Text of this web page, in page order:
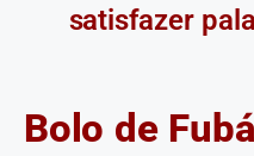
satisfazer
Bolo de